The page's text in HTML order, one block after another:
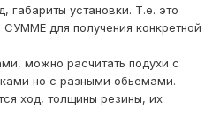
габариты установки. Т.е. это
для получения конкретной
можно расчитать подухи с
но с разными обьемами.
ход, толщины резины, их